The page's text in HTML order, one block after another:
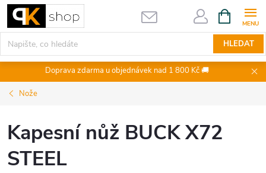
Přejít
obsah
HLEDAT
NÁKUPNÍ
KOŠÍK
Doprava zdarma u objednávek nad 1 800 Kč 🚚
Nože
Kapesní nůž BUCK X72
STEEL